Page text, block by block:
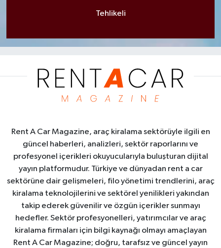
Tehlikeli
Rent A Car Magazine, araç kiralama sektörüyle ilgili en
güncel haberleri, analizleri, sektör raporlarını ve
profesyonel içerikleri okuyucularıyla buluşturan dijital
yayın platformudur. Türkiye ve dünyadan rent a car
sektörüne dair gelişmeleri, filo yönetimi trendlerini, araç
kiralama teknolojilerini ve sektörel yenilikleri yakından
takip ederek güvenilir ve özgün içerikler sunmayı
hedefler. Sektör profesyonelleri, yatırımcılar ve araç
kiralama firmaları için bilgi kaynağı olmayı amaçlayan
Rent A Car Magazine; doğru, tarafsız ve güncel yayın